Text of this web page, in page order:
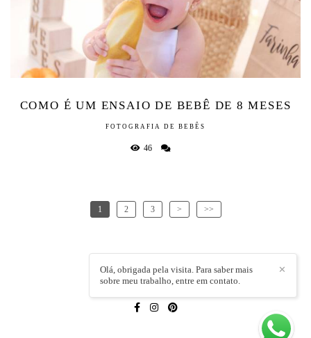
COMO É UM ENSAIO DE BEBÊ DE 8 MESES
FOTOGRAFIA DE BEBÊS
46
1 2 3 > >>
LÍVIA CAPELI/CONTATO
✕
Olá, obrigada pela visita. Para saber mais
sobre meu trabalho, entre em contato.